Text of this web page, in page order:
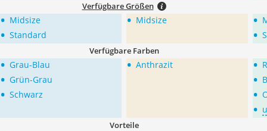
Verfügbare Größen
• Midsize
• Standard
• Midsize •
•
Verfügbare Farben
• Grau-Blau
• Grün-Grau
• Schwarz
• Anthrazit •
•
•
•
Vorteile